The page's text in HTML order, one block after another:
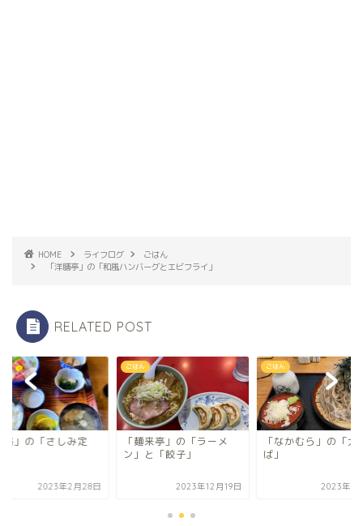
HOME ライフログ
ごはん
「洋膳亭」の「和風ハンバーグとエビフライ」
RELATED POST
来亭」の「ラーメ
2023年12月19日
ごはん
「なかむら」の「大根そ
ば」
2023年8月18日
ごはん
「磯路」の「さしみ
食」
2023年2